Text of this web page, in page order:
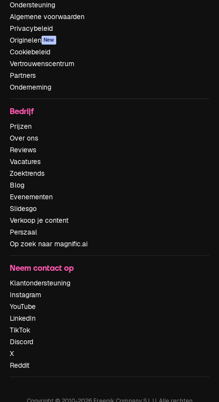
Ondersteuning
Algemene voorwaarden
Privacybeleid
Originelen New
Cookiebeleid
Vertrouwenscentrum
Partners
Onderneming
Bedrijf
Prijzen
Over ons
Reviews
Vacatures
Zoektrends
Blog
Evenementen
Slidesgo
Verkoop je content
Perszaal
Op zoek naar magnific.ai
Neem contact op
Klantondersteuning
Instagram
YouTube
LinkedIn
TikTok
Discord
X
Reddit